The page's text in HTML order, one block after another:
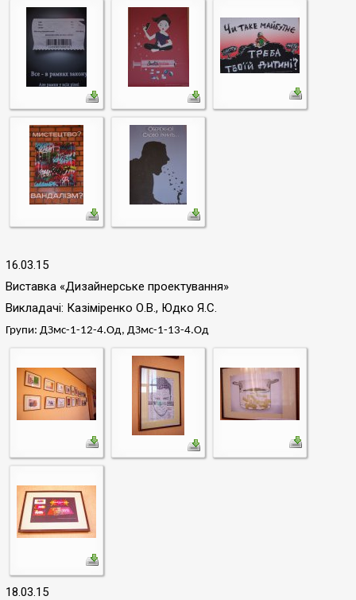
16.03.15
Виставка «Дизайнерське проектування»
Викладачі: Казіміренко О.В., Юдко Я.С.
Групи: ДЗмс-1-12-4.Од, ДЗмс-1-13-4.Од
18.03.15